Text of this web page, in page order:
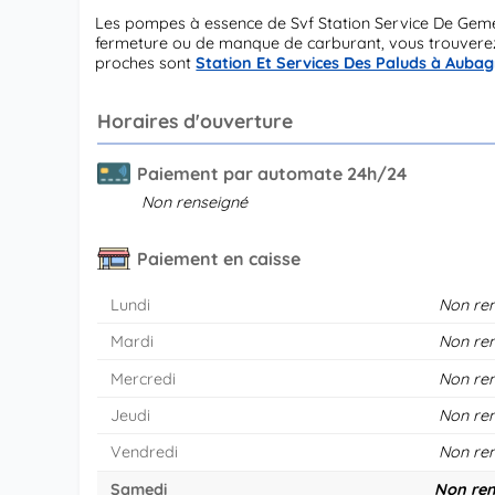
Les pompes à essence de Svf Station Service De
fermeture ou de manque de carburant, vous
proches sontStation Et Services Des Paluds à
Horaires d'ouverture
Paiement par automate 24h/24
Non renseigné
Paiement en caisse
Lundi
Non
Mardi
Non
Mercredi
Non
Jeudi
Non
Vendredi
Non
Samedi
Non